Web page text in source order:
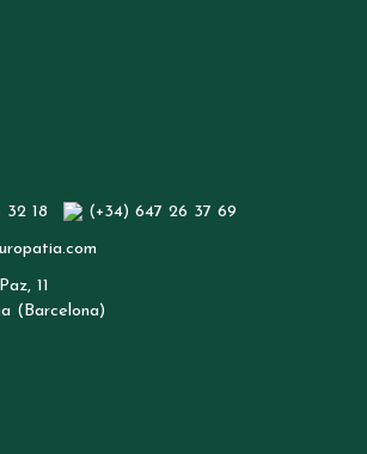
32 18 (+34) 647 26 37 69
11
(Barcelona)